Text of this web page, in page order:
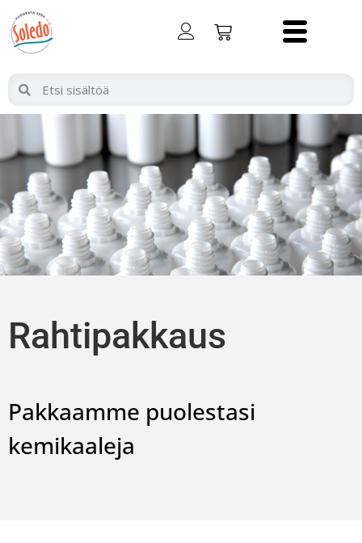
Rahtipakkaus
Pakkaamme puolestasi
kemikaaleja